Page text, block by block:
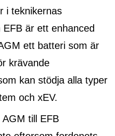
i teknikernas
EFB är ett enhanced
ett batteri som är
krävande
kan stödja alla typer
och xEV.
till EFB